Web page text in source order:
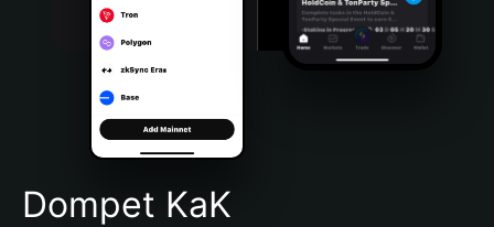
Português (Brasil)
Español (Argentina)
Dompet KaK